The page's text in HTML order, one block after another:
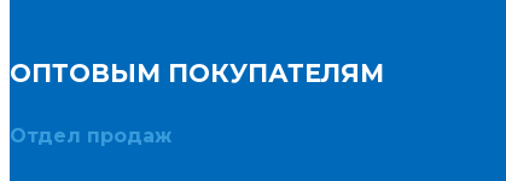
ОПТОВЫМ ПОКУПАТЕЛЯМ
Отдел продаж